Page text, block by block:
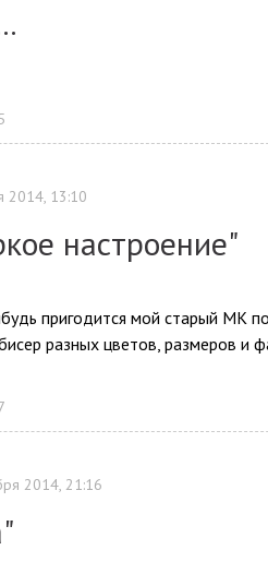
2014, 13:10
настроение"
пригодится мой старый МК
разных цветов, размеров и
2014, 21:16